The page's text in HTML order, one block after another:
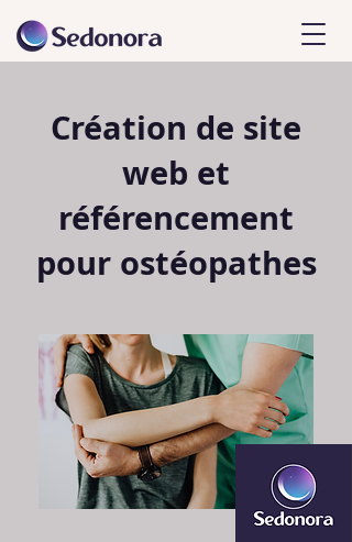
Création de site
web et
référencement
pour ostéopathes